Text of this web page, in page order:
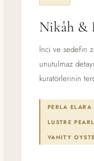
Nikâh &
İnci ve sedefin
unutulmaz
kuratörlerinin
PERLA ELARA
LUSTRE PEARL
VANITY